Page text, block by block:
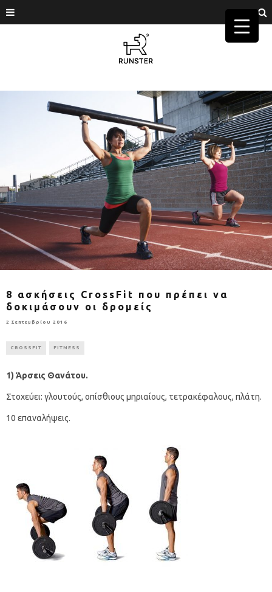
8 ασκήσεις CrossFit που πρέπει να
δοκιμάσουν οι δρομείς
2 Σεπτεμβρίου 2016
CROSSFIT FITNESS
1) Άρσεις Θανάτου.
Στοχεύει: γλουτούς, οπίσθιους μηριαίους, τετρακέφαλους, πλάτη.
10 επαναλήψεις.